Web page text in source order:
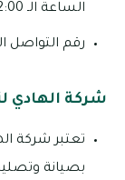
الساعة الـ 2:00 ظهراً وحتى الساعة الـ 10:30 مساءً.
رقم التواصل
شركة الهادي
تعتبر شركة
بصيانة